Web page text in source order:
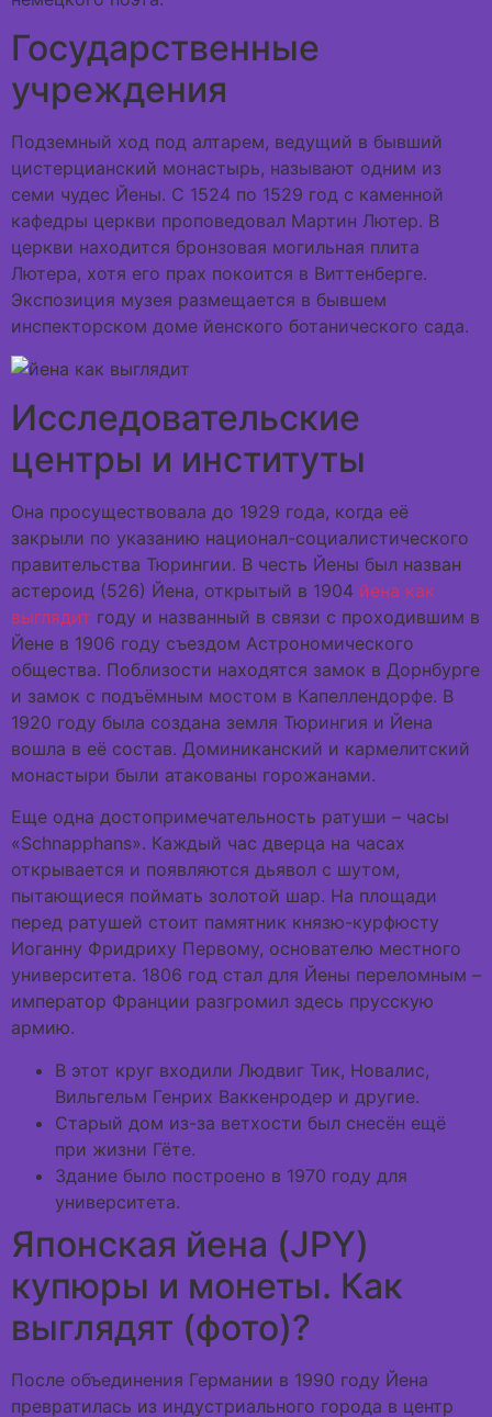
Государственные
учреждения
Подземный ход под алтарем, ведущий в бывший
цистерцианский монастырь, называют одним из
семи чудес Йены. С 1524 по 1529 год с каменной
кафедры церкви проповедовал Мартин Лютер. В
церкви находится бронзовая могильная плита
Лютера, хотя его прах покоится в Виттенберге.
Экспозиция музея размещается в бывшем
инспекторском доме йенского ботанического сада.
Исследовательские
центры и институты
Она просуществовала до 1929 года, когда её
закрыли по указанию национал-социалистического
правительства Тюрингии. В честь Йены был назван
астероид (526) Йена, открытый в 1904 йена как
выглядит году и названный в связи с проходившим в
Йене в 1906 году съездом Астрономического
общества. Поблизости находятся замок в Дорнбурге
и замок с подъёмным мостом в Капеллендорфе. В
1920 году была создана земля Тюрингия и Йена
вошла в её состав. Доминиканский и кармелитский
монастыри были атакованы горожанами.
Еще одна достопримечательность ратуши – часы
«Schnapphans». Каждый час дверца на часах
открывается и появляются дьявол с шутом,
пытающиеся поймать золотой шар. На площади
перед ратушей стоит памятник князю-курфюсту
Иоганну Фридриху Первому, основателю местного
университета. 1806 год стал для Йены переломным –
император Франции разгромил здесь прусскую
армию.
В этот круг входили Людвиг Тик, Новалис,
Вильгельм Генрих Ваккенродер и другие.
Старый дом из-за ветхости был снесён ещё
при жизни Гёте.
Здание было построено в 1970 году для
университета.
Японская йена (JPY)
купюры и монеты. Как
выглядят (фото)?
После объединения Германии в 1990 году Йена
превратилась из индустриального города в центр